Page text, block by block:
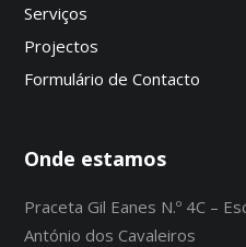
Serviços
Projectos
Formulário de Contacto
Onde estamos
Praceta Gil Eanes N.º 4C –
António dos Cavaleiros